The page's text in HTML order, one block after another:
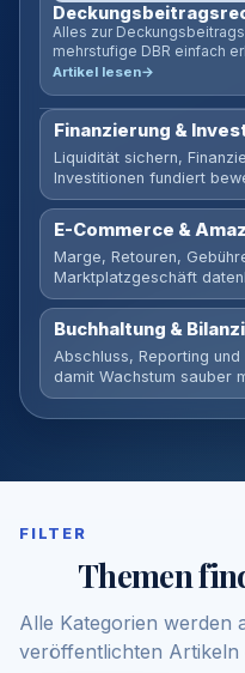
Alles zur
mehrstufige DBR einfach
Beispielen und Online-
Artikel lesen
Finanzierung &
Liquidität sichern,
Investitionen fundiert
E-Commerce &
Marge, Retouren,
Marktplatzgeschäft
Buchhaltung &
Abschluss, Reporting
damit Wachstum sauber
FILTER
Themen
Alle Kategorien werden
veröffentlichten Artikeln